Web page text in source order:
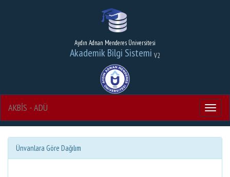
Aydın Adnan Menderes Üniversitesi
Akademik Bilgi Sistemi V2
Menu
AKBİS - ADÜ
Ünvanlara Göre Dağılım